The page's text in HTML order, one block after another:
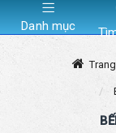
Danh mục